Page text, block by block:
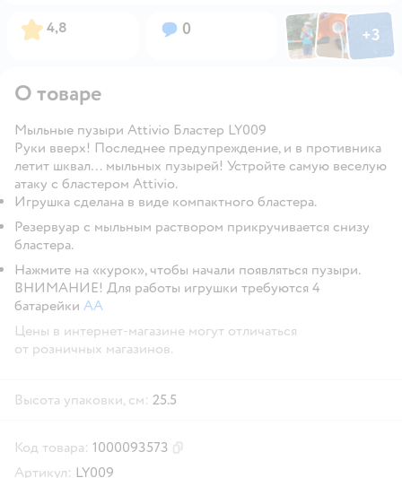
Рейтинг:
4,8 Вопросов:
0 ФотоФотоФото
+3
Открыть
О товаре
Мыльные пузыри Attivio Бластер LY009
Руки вверх! Последнее предупреждение, и в противника
летит шквал… мыльных пузырей! Устройте самую веселую
атаку с бластером Attivio.
Игрушка сделана в виде компактного бластера.
Резервуар с мыльным раствором прикручивается снизу
бластера.
Нажмите на «курок», чтобы начали появляться пузыри.
ВНИМАНИЕ! Для работы игрушки требуются 4
батарейки АА
Цены в интернет-магазине могут отличаться
от розничных магазинов.
Высота упаковки, см: 25.5
Код товара: 1000093573
Артикул: LY009